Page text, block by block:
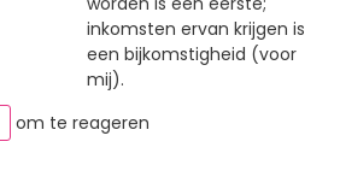
inkomsten ervan krijgen is
een bijkomstigheid (voor
mij).
om te reageren